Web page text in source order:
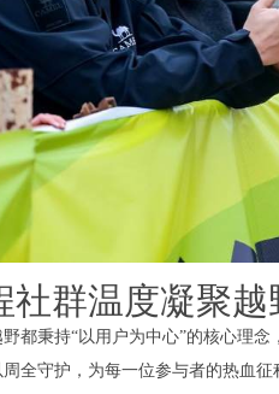
社群温度凝聚越
都秉持“以用户为中心”的核心理
全守护，为每一位参与者的热血